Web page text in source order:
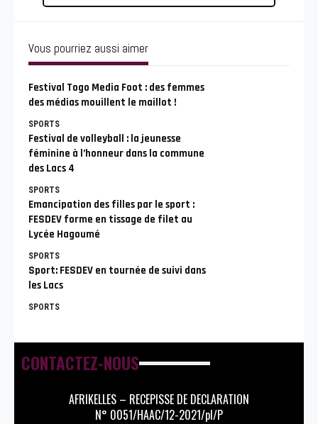
Vous pourriez aussi aimer
Festival Togo Media Foot : des femmes
des médias mouillent le maillot !
SPORTS
Festival de volleyball : la jeunesse
féminine à l’honneur dans la commune
des Lacs 4
SPORTS
Emancipation des filles par le sport :
FESDEV forme en tissage de filet au
Lycée Hagoumé
SPORTS
Sport: FESDEV en tournée de suivi dans
les Lacs
SPORTS
CONTACTEZ-NOUS
AFRIKELLES – RECEPISSE DE DECLARATION
N° 0051/HAAC/12-2021/pl/P